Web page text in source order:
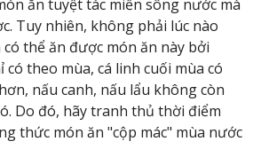
ăn tuyệt tác miền sông nước mà
Tuy nhiên, không phải lúc nào
thể ăn được món ăn này bởi
theo mùa, cá linh cuối mùa có
nấu canh, nấu lẩu không còn
Do đó, hãy tranh thủ thời điểm
thức món ăn "cộp mác" mùa nước